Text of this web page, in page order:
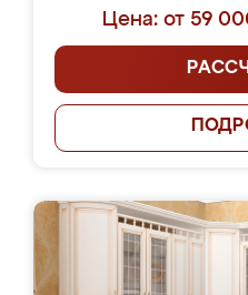
Цена: от 59